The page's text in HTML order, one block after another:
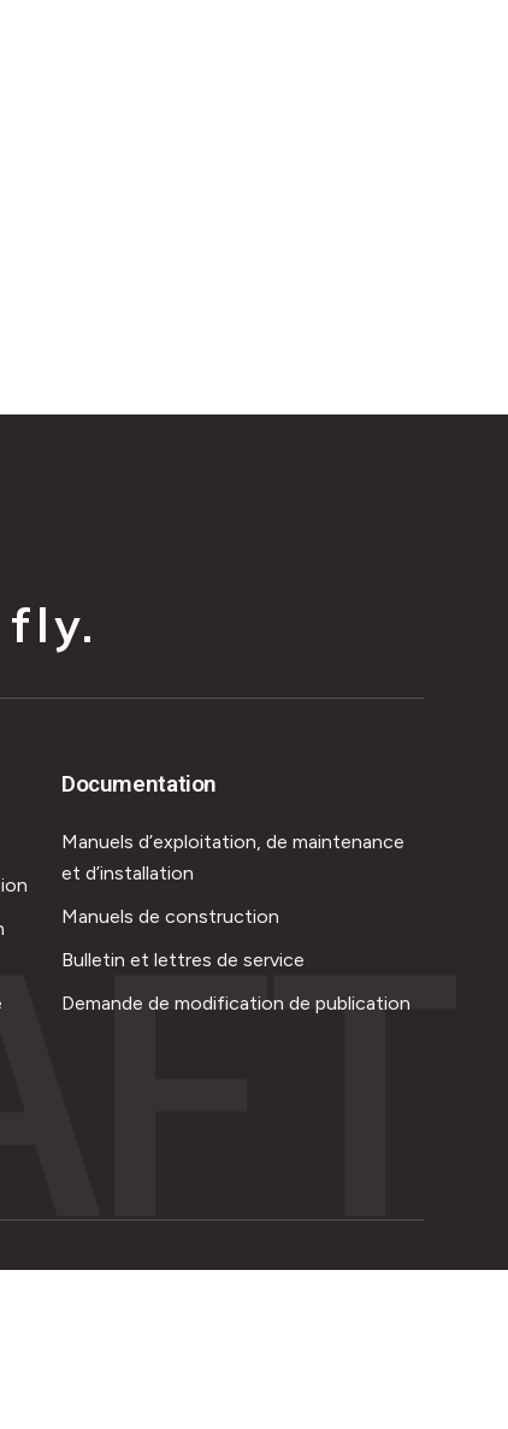
Documentation
Manuels d’exploitation, de maintenance
et d’installation
Manuels de construction
Bulletin et lettres de service
Demande de modification de publication